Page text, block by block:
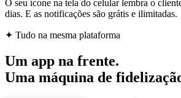
O seu ícone na tela do celular lembra o
dias. E as notificações são grátis e ilimitadas.
✦ Tudo na mesma plataforma
Um app na frente.
Uma máquina de